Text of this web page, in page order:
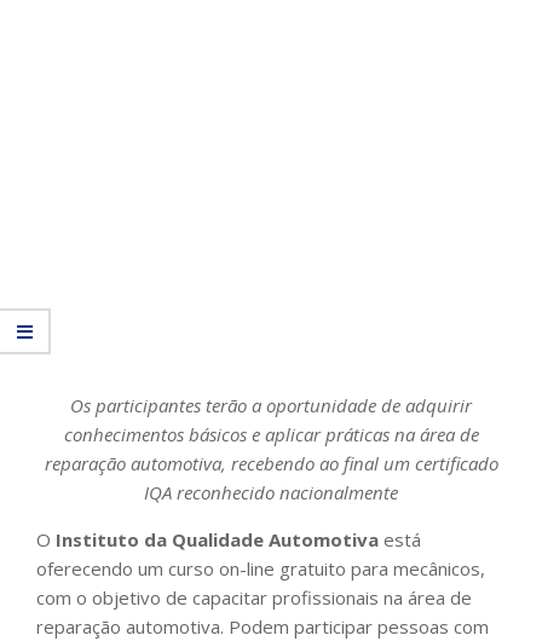
Os participantes terão a oportunidade de adquirir
conhecimentos básicos e aplicar práticas na área de
reparação automotiva, recebendo ao final um certificado
IQA reconhecido nacionalmente
O Instituto da Qualidade Automotiva está
oferecendo um curso on-line gratuito para mecânicos,
com o objetivo de capacitar profissionais na área de
reparação automotiva. Podem participar pessoas com